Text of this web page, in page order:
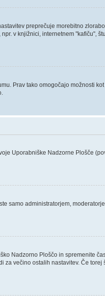
preprečuje morebitno
v knjižnici, internetnem "kafiču",
Prav tako omogočajo možnosti
Uporabniške Nadzorne Plošče
samo administratorjem,
Nadzorno Ploščo in spremenite
večino ostalih nastavitev. Če